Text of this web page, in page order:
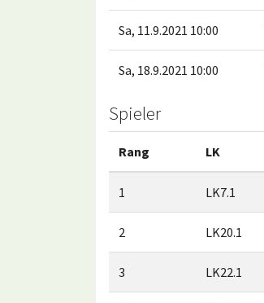
Sa, 11.9.2021 10:00
Sa, 18.9.2021 10:00
Spieler
Rang LK
1 LK7.1
2 LK20.1
3 LK22.1